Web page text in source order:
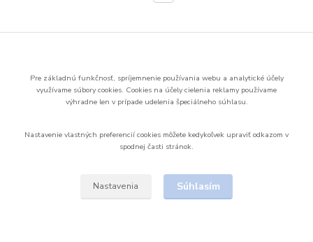
Vytvorené na Eshop-rychlo.sk
Pre základnú funkčnosť, spríjemnenie používania webu a analytické účely
využívame súbory cookies. Cookies na účely cielenia reklamy používame
výhradne len v prípade udelenia špeciálneho súhlasu.
Nastavenie vlastných preferencií cookies môžete kedykoľvek upraviť odkazom v
spodnej časti stránok.
Nastavenia Súhlasím